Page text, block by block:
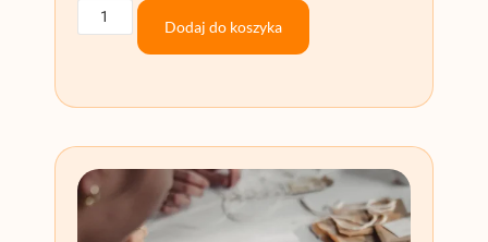
Dodaj do koszyka